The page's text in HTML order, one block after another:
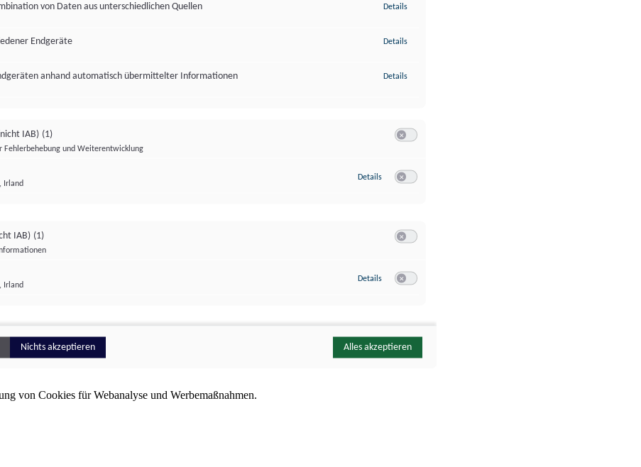
von Cookies für Webanalyse und Werbemaßnahmen.
von Daten aus unterschiedlichen Quellen
Details
Endgeräte Details
anhand automatisch übermittelter Informationen Details
IAB) (1)
Fehlerbehebung und Weiterentwicklung
Irland
Details zu Google Analytics
IAB) (1)
Irland
Details zu YouTube
Nichts akzeptieren Alles akzeptieren